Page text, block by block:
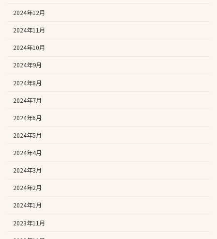
2024年12月
2024年11月
2024年10月
2024年9月
2024年8月
2024年7月
2024年6月
2024年5月
2024年4月
2024年3月
2024年2月
2024年1月
2023年11月